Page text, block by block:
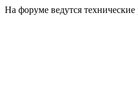
На форуме ведутся технические